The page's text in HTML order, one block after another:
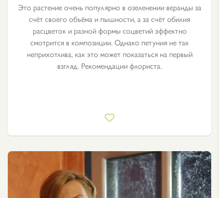
Это растение очень популярно в озеленении веранды за
счёт своего объёма и пышности, а за счёт обилия
расцветок и разной формы соцветий эффектно
смотрится в композиции. Однако петуния не так
неприхотлива, как это может показаться на первый
взгляд. Рекомендации флориста.